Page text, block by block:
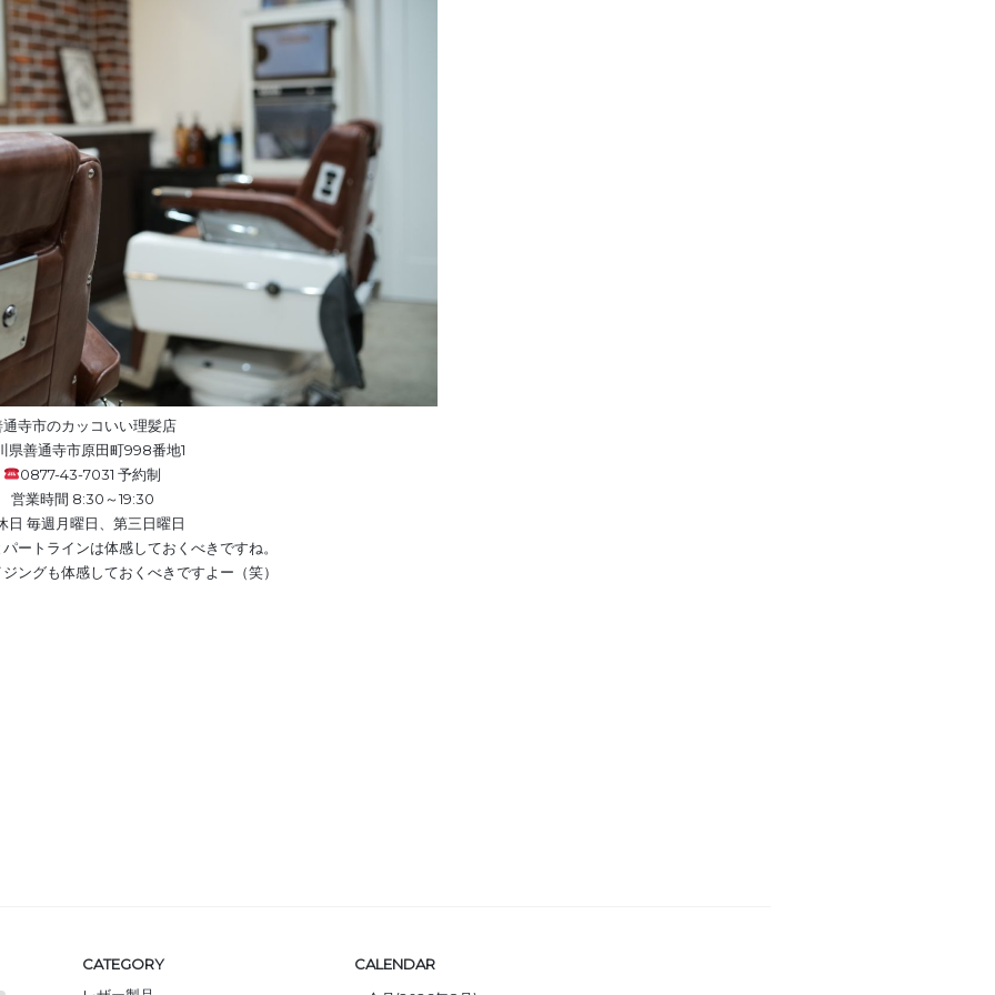
寺市のカッコいい理髪店
県善通寺市原田町998番地1
0877-43-7031 予約制
営業時間 8:30～19:30
日 毎週月曜日、第三日曜日
ートラインは体感しておくべきですね。
ングも体感しておくべきですよー（笑）
CATEGORY
CALENDAR